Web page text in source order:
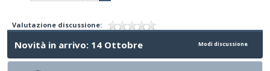
Valutazione discussione:
Modi discussione
Novità in arrivo: 14 Ottobre